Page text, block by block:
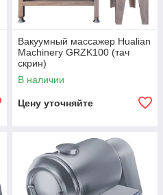
Вакуумный массажер Hualian
Machinery GRZK100 (тач
скрин)
В наличии
Цену уточняйте